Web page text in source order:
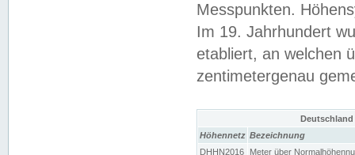
Messpunkten.
Im 19. Jahrhundert
etabliert, an welchen
zentimetergenau
Höhennetz Bezeichnung
DHHN2016
Meter über